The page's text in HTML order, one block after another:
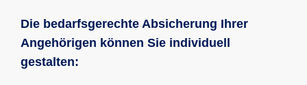
Die bedarfsgerechte Absicherung Ihrer
Angehörigen können Sie individuell
gestalten: